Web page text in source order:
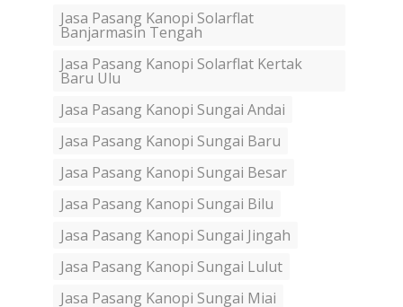
Jasa Pasang Kanopi Solarflat
Banjarmasin Tengah
Jasa Pasang Kanopi Solarflat Kertak
Baru Ulu
Jasa Pasang Kanopi Sungai Andai
Jasa Pasang Kanopi Sungai Baru
Jasa Pasang Kanopi Sungai Besar
Jasa Pasang Kanopi Sungai Bilu
Jasa Pasang Kanopi Sungai Jingah
Jasa Pasang Kanopi Sungai Lulut
Jasa Pasang Kanopi Sungai Miai